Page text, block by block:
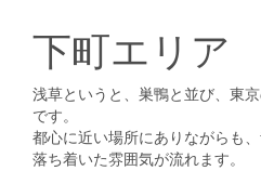
下町エリア
浅草というと、巣鴨と並び、東
です。
都心に近い場所にありながらも
落ち着いた雰囲気が流れます。